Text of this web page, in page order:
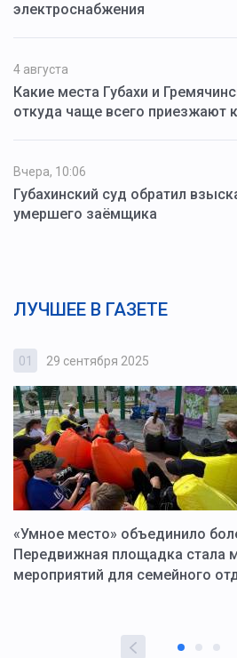
электроснабжения
4 августа
Какие места Губахи и
откуда чаще всего приезжают
Вчера, 10:06
Губахинский суд обратил
умершего заёмщика
ЛУЧШЕЕ В ГАЗЕТЕ
01 29 сентября 2025
«Умное место» объединило
Передвижная площадка стала
мероприятий для семейного